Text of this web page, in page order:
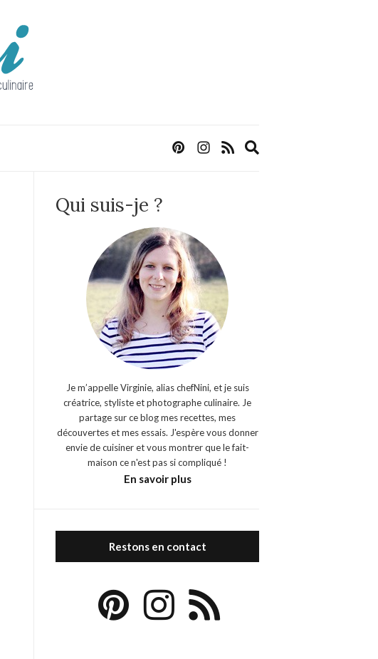
Qui suis-je ?
Je m’appelle Virginie, alias chefNini, et je suis
créatrice, styliste et photographe culinaire. Je
partage sur ce blog mes recettes, mes
découvertes et mes essais. J'espère vous donner
envie de cuisiner et vous montrer que le fait-
maison ce n'est pas si compliqué !
En savoir plus
Restons en contact